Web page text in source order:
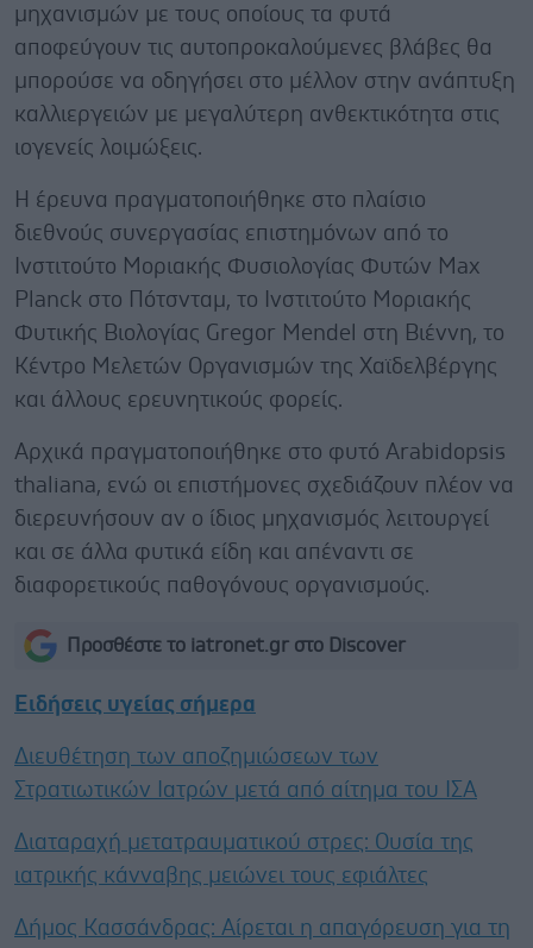
μηχανισμών με τους οποίους τα φυτά
αποφεύγουν τις αυτοπροκαλούμενες βλάβες θα
μπορούσε να οδηγήσει στο μέλλον στην ανάπτυξη
καλλιεργειών με μεγαλύτερη ανθεκτικότητα στις
ιογενείς λοιμώξεις.
Η έρευνα πραγματοποιήθηκε στο πλαίσιο
διεθνούς συνεργασίας επιστημόνων από το
Ινστιτούτο Μοριακής Φυσιολογίας Φυτών Max
Planck στο Πότσνταμ, το Ινστιτούτο Μοριακής
Φυτικής Βιολογίας Gregor Mendel στη Βιέννη, το
Κέντρο Μελετών Οργανισμών της Χαϊδελβέργης
και άλλους ερευνητικούς φορείς.
Αρχικά πραγματοποιήθηκε στο φυτό Arabidopsis
thaliana, ενώ οι επιστήμονες σχεδιάζουν πλέον να
διερευνήσουν αν ο ίδιος μηχανισμός λειτουργεί
και σε άλλα φυτικά είδη και απέναντι σε
διαφορετικούς παθογόνους οργανισμούς.
Προσθέστε το iatronet.gr στο Discover
Ειδήσεις υγείας σήμερα
Διευθέτηση των αποζημιώσεων των
Στρατιωτικών Ιατρών μετά από αίτημα του ΙΣΑ
Διαταραχή μετατραυματικού στρες: Ουσία της
ιατρικής κάνναβης μειώνει τους εφιάλτες
Δήμος Κασσάνδρας: Αίρεται η απαγόρευση για τη